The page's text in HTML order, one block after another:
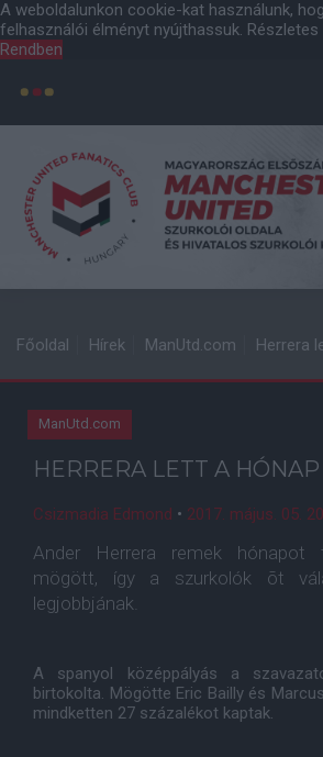
A weboldalunkon cookie-kat használunk,
felhasználói élményt nyújthassuk. Részletes
Rendben
Főoldal Hírek ManUtd.com Herrera
ManUtd.com
HERRERA LETT A
Csizmadia Edmond • 2017. május. 05.
Ander Herrera remek hónapot
mögött, így a szurkolók õt
legjobbjának.
A spanyol középpályás a
birtokolta. Mögötte Eric Bailly és
mindketten 27 százalékot kaptak.